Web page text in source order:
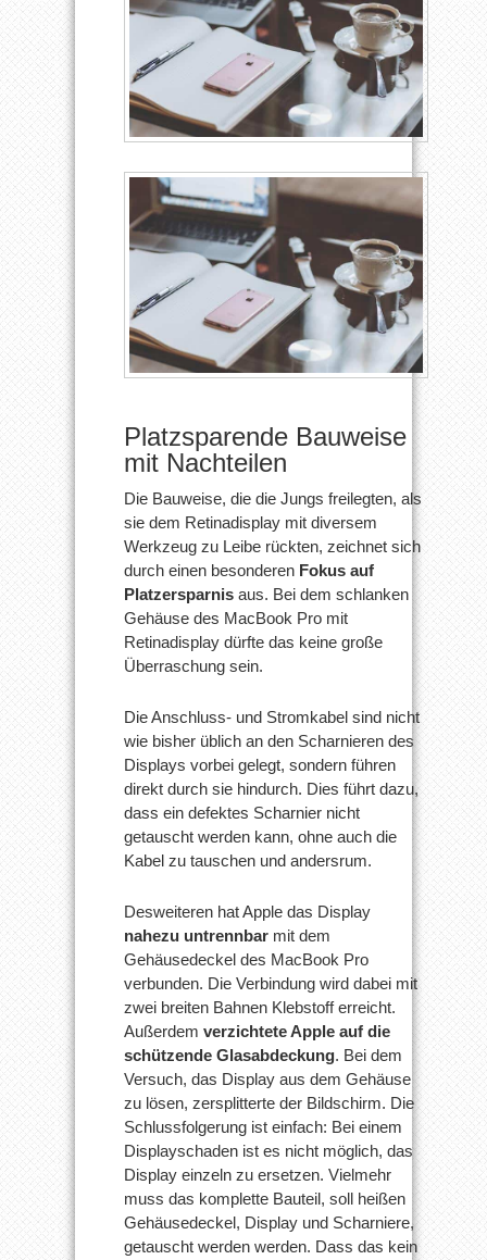
Platzsparende Bauweise
mit Nachteilen
Die Bauweise, die die Jungs freilegten, als
sie dem Retinadisplay mit diversem
Werkzeug zu Leibe rückten, zeichnet sich
durch einen besonderen Fokus auf
Platzersparnis aus. Bei dem schlanken
Gehäuse des MacBook Pro mit
Retinadisplay dürfte das keine große
Überraschung sein.
Die Anschluss- und Stromkabel sind nicht
wie bisher üblich an den Scharnieren des
Displays vorbei gelegt, sondern führen
direkt durch sie hindurch. Dies führt dazu,
dass ein defektes Scharnier nicht
getauscht werden kann, ohne auch die
Kabel zu tauschen und andersrum.
Desweiteren hat Apple das Display
nahezu untrennbar mit dem
Gehäusedeckel des MacBook Pro
verbunden. Die Verbindung wird dabei mit
zwei breiten Bahnen Klebstoff erreicht.
Außerdem verzichtete Apple auf die
schützende Glasabdeckung. Bei dem
Versuch, das Display aus dem Gehäuse
zu lösen, zersplitterte der Bildschirm. Die
Schlussfolgerung ist einfach: Bei einem
Displayschaden ist es nicht möglich, das
Display einzeln zu ersetzen. Vielmehr
muss das komplette Bauteil, soll heißen
Gehäusedeckel, Display und Scharniere,
getauscht werden werden. Dass das kein